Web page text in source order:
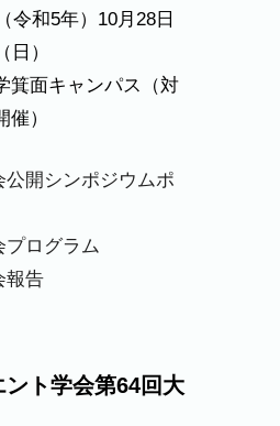
令和5年）10月28日
日）
箕面キャンパス（対
）
公開シンポジウムポ
プログラム
報告
ント学会第64回大